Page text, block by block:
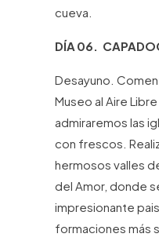
cueva.
DÍA 06.
Desayuno.
Museo al Aire
admiraremos las
con frescos.
hermosos valles
del Amor, donde
impresionante
formaciones más